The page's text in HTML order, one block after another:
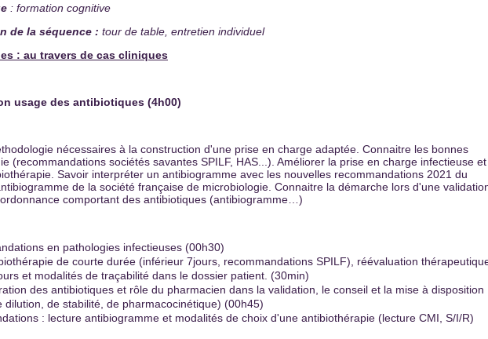
: formation cognitive
de la séquence : tour de table, entretien individuel
: au travers de cas cliniques
usage des antibiotiques (4h00)
nécessaires à la construction d'une prise en charge adaptée. Connaitre les bonnes
(recommandations sociétés savantes SPILF, HAS...). Améliorer la prise en charge infectieuse et
Savoir interpréter un antibiogramme avec les nouvelles recommandations 2021 du
de la société française de microbiologie. Connaitre la démarche lors d'une
comportant des antibiotiques (antibiogramme…)
en pathologies infectieuses (00h30)
de courte durée (inférieur 7jours, recommandations SPILF), réévaluation
et modalités de traçabilité dans le dossier patient. (30min)
des antibiotiques et rôle du pharmacien dans la validation, le conseil et la mise à disposition
dilution, de stabilité, de pharmacocinétique) (00h45)
: lecture antibiogramme et modalités de choix d'une antibiothérapie (lecture CMI, S/I/R)